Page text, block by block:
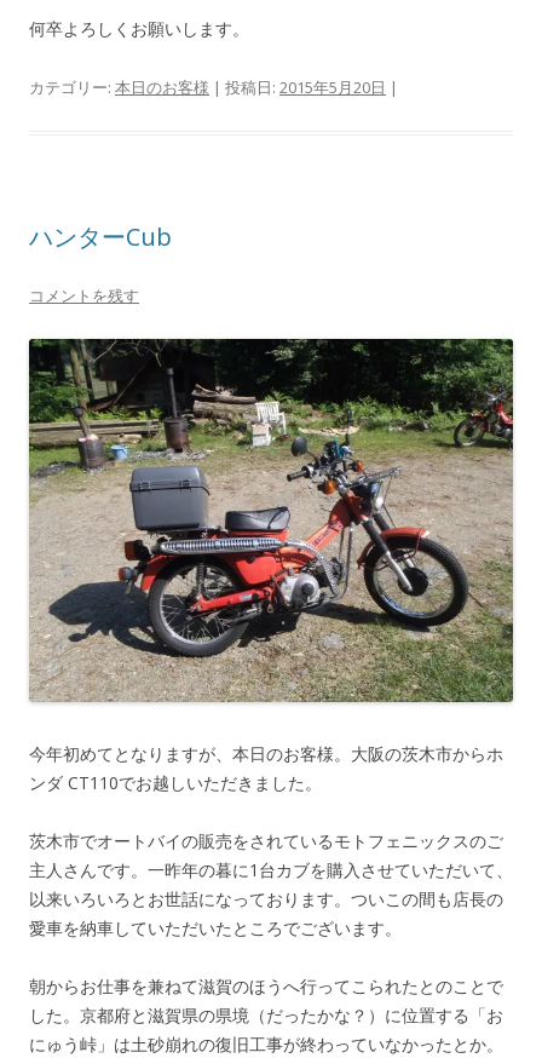
何卒よろしくお願いします。
カテゴリー: 本日のお客様 | 投稿日: 2015年5月20日 |
ハンターCub
コメントを残す
今年初めてとなりますが、本日のお客様。大阪の茨木市からホ
ンダ CT110でお越しいただきました。
茨木市でオートバイの販売をされているモトフェニックスのご
主人さんです。一昨年の暮に1台カブを購入させていただいて、
以来いろいろとお世話になっております。ついこの間も店長の
愛車を納車していただいたところでございます。
朝からお仕事を兼ねて滋賀のほうへ行ってこられたとのことで
した。京都府と滋賀県の県境（だったかな？）に位置する「お
にゅう峠」は土砂崩れの復旧工事が終わっていなかったとか。